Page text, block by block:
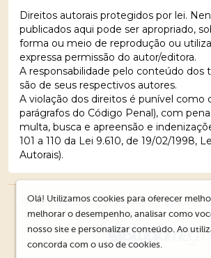
Direitos autorais protegidos por lei.
publicados aqui pode ser apropriado,
forma ou meio de reprodução ou
expressa permissão do autor/editora.
A responsabilidade pelo conteúdo dos
são de seus respectivos autores.
A violação dos direitos é punível como
parágrafos do Código Penal), com
multa, busca e apreensão e
101 a 110 da Lei 9.610, de 19/02/1998,
Autorais).
© 2026 Editora Ações Literárias. Todos os
Olá! Utilizamos cookies para oferecer
melhorar o desempenho, analisar como
nosso site e personalizar conteúdo. Ao
concorda com o uso de cookies.